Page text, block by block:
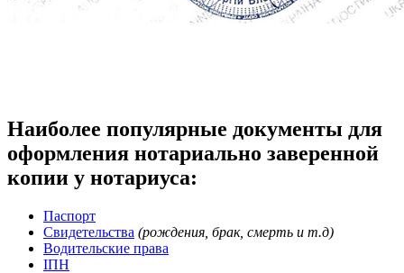
Наиболее популярные документы для
оформления нотариально заверенной
копии у нотариуса:
Паспорт
Свидетельства (рождения, брак, смерть и т.д)
Водительские права
ІПН